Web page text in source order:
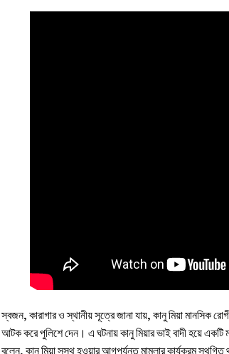
স্বজন, কারাগার ও স্থানীয় সূত্রে জানা যায়, কানু মিয়া মানসিক
আটক করে পুলিশে দেন। এ ঘটনায় কানু মিয়ার ভাই বাদী হয়ে
বলেন, কানু মিয়া সুস্থ হওয়ার আগপর্যন্ত মামলার কার্যক্রম